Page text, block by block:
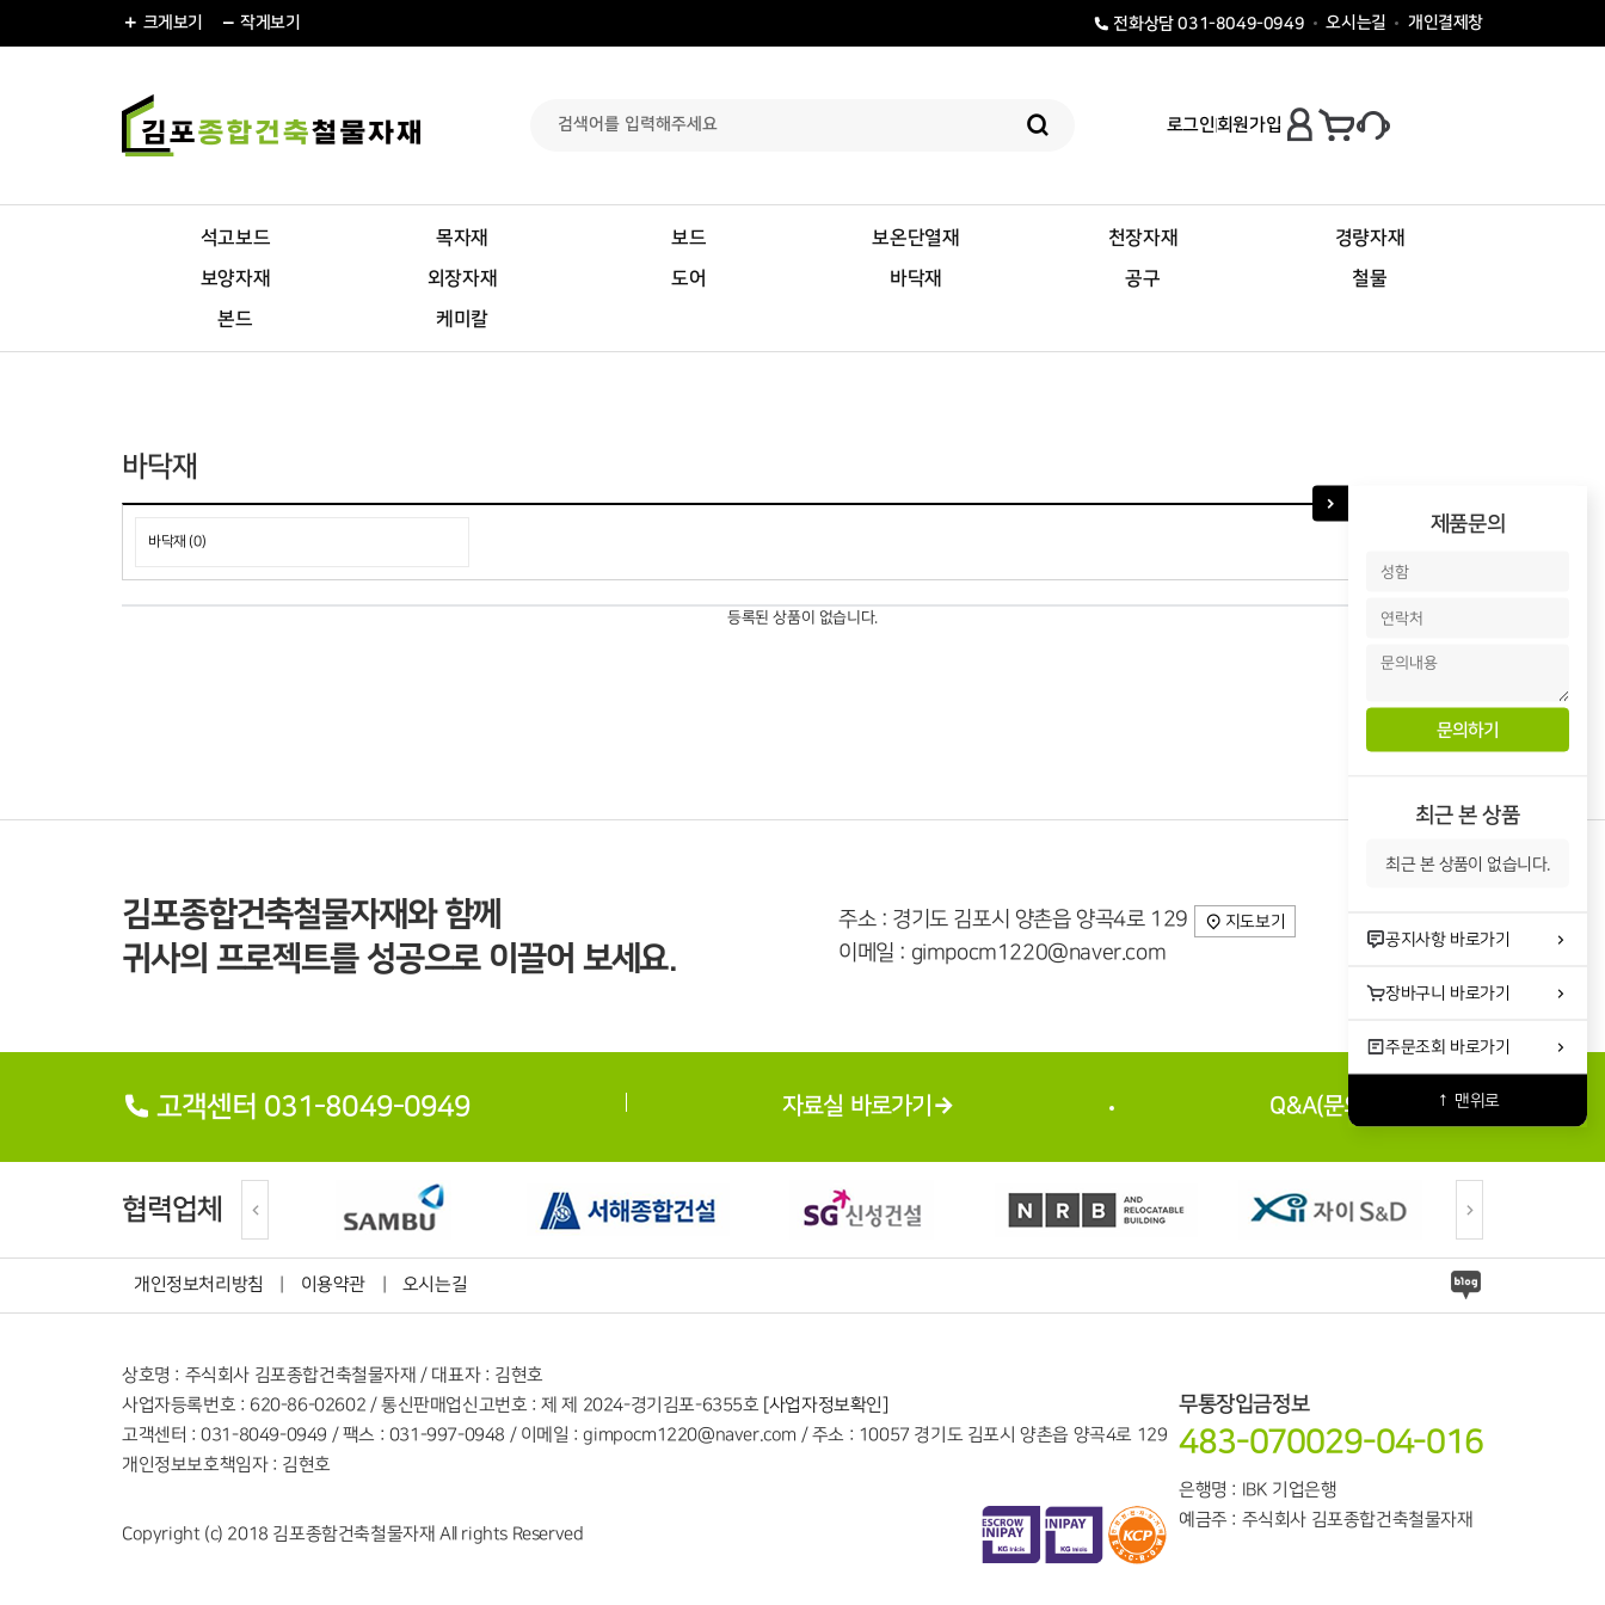
제품문의
최근 본 상품
최근 본 상품이 없습니다.
공지사항 바로가기
장바구니 바로가기
주문조회 바로가기
↑ 맨위로
크게 보기 작게보기 전화상담 031-8049-0949 오시는길 개인결제창
로그인회원가입
석고보드 목자재 보드 보온단열재 천장자재
경량자재
보양자재
외장자재 도어 바닥재 공구
철물
본드
케미칼
바닥재
바닥재 (0)
등록된 상품이 없습니다.
김포종합건축철물자재와 함께
귀사의 프로젝트를 성공으로 이끌어 보세요.
주소 : 경기도 김포시 양촌읍 양곡4로 129 지도보기
이메일 : gimpocm1220@naver.com
고객센터 031-8049-0949 자료실 바로가기 Q&A(문의) 바로가기
협력업체
개인정보처리방침 이용약관 오시는길
상호명 : 주식회사 김포종합건축철물자재 / 대표자 : 김현호
사업자등록번호 : 620-86-02602 / 통신판매업신고번호 : 제 제 2024-경기김포-6355호 [사업자정보확인]
고객센터 : 031-8049-0949 / 팩스 : 031-997-0948 / 이메일 : gimpocm1220@naver.com / 주소 : 10057 경기도 김포시 양촌읍 양곡4로 129
개인정보보호책임자 : 김현호
Copyright (c) 2018 김포종함건축철물자재 All rights Reserved
무통장입금정보
483-070029-04-016
은행명 : IBK 기업은행
예금주 : 주식회사 김포종합건축철물자재